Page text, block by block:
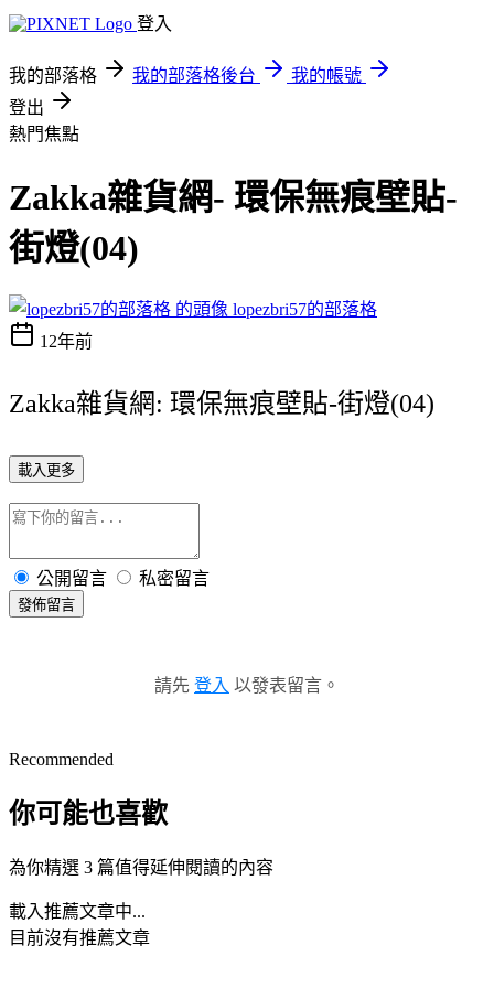
登入
我的部落格 我的部落格後台
我的帳號
登出
熱門焦點
Zakka雜貨網- 環保無痕壁貼-
街燈(04)
lopezbri57的部落格
12年前
Zakka雜貨網: 環保無痕壁貼-街燈(04)
載入更多
公開留言 私密留言
發佈留言
請先 登入 以發表留言。
Recommended
你可能也喜歡
為你精選 3 篇值得延伸閱讀的內容
載入推薦文章中...
目前沒有推薦文章